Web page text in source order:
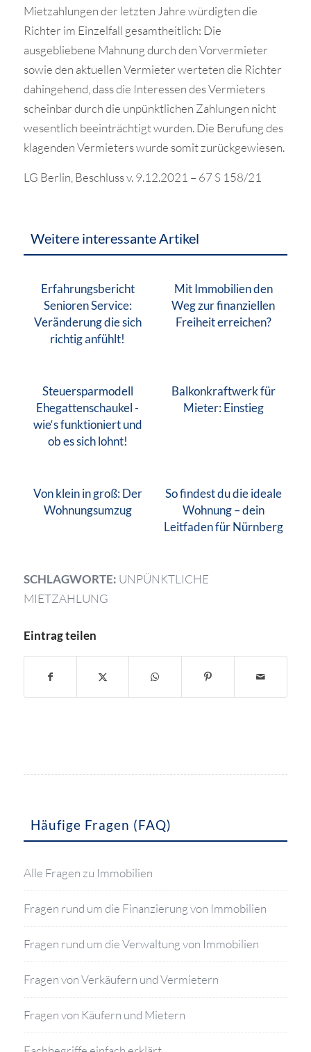
Mietzahlungen der letzten Jahre würdigten die
Richter im Einzelfall gesamtheitlich: Die
ausgebliebene Mahnung durch den Vorvermieter
sowie den aktuellen Vermieter werteten die Richter
dahingehend, dass die Interessen des Vermieters
scheinbar durch die unpünktlichen Zahlungen nicht
wesentlich beeinträchtigt wurden. Die Berufung des
klagenden Vermieters wurde somit zurückgewiesen.
LG Berlin, Beschluss v. 9.12.2021 – 67 S 158/21
Weitere interessante Artikel
Erfahrungsbericht
Senioren Service:
Veränderung die sich
richtig anfühlt!
Mit Immobilien den
Weg zur finanziellen
Freiheit erreichen?
Steuersparmodell
Ehegattenschaukel -
wie‘s funktioniert und
ob es sich lohnt!
Balkonkraftwerk für
Mieter: Einstieg
Von klein in groß: Der
Wohnungsumzug
So findest du die ideale
Wohnung – dein
Leitfaden für Nürnberg
SCHLAGWORTE: UNPÜNKTLICHE
MIETZAHLUNG
Eintrag teilen
Häufige Fragen (FAQ)
Alle Fragen zu Immobilien
Fragen rund um die Finanzierung von Immobilien
Fragen rund um die Verwaltung von Immobilien
Fragen von Verkäufern und Vermietern
Fragen von Käufern und Mietern